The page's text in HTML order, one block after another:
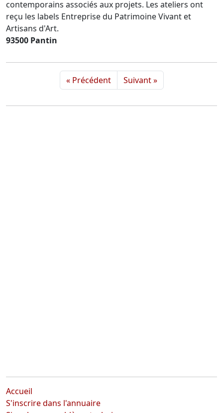
contemporains associés aux projets. Les ateliers ont
reçu les labels Entreprise du Patrimoine Vivant et
Artisans d'Art.
93500 Pantin
« Précédent Suivant »
Accueil
S'inscrire dans l'annuaire